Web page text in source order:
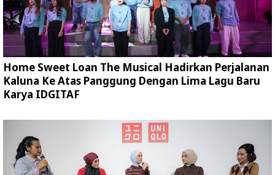
Home Sweet Loan The Musical Hadirkan Perjalanan
Kaluna Ke Atas Panggung Dengan Lima Lagu Baru
Karya IDGITAF